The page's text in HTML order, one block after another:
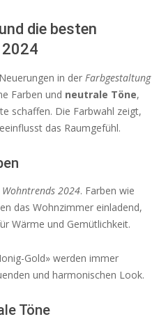
die besten
in der Farbgestaltung
Farben und neutrale Töne,
schaffen. Die Farbwahl zeigt,
das Raumgefühl.
Wohntrends 2024. Farben wie
das Wohnzimmer einladend,
Wärme und Gemütlichkeit.
Gold» werden immer
und harmonischen Look.
Töne